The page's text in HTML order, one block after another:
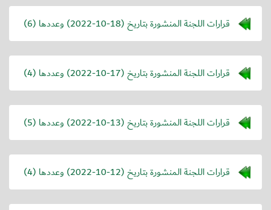
قرارات اللجنة المنشورة بتاريخ (2022-10-18) وعددها (6)
قرارات اللجنة المنشورة بتاريخ (2022-10-17) وعددها (4)
قرارات اللجنة المنشورة بتاريخ (2022-10-13) وعددها (5)
قرارات اللجنة المنشورة بتاريخ (2022-10-12) وعددها (4)